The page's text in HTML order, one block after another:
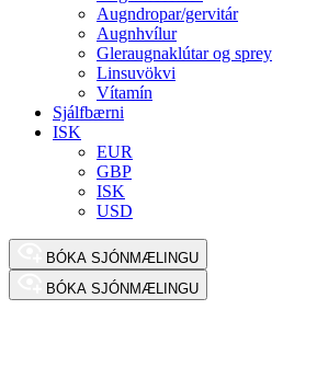
Augndropar/gervitár
Augnhvílur
Gleraugnaklútar og sprey
Linsuvökvi
Vítamín
Sjálfbærni
ISK
EUR
GBP
ISK
USD
BÓKA SJÓNMÆLINGU
BÓKA SJÓNMÆLINGU